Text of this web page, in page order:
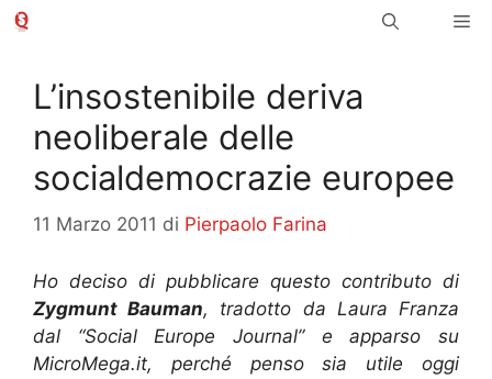
Vai
L’insostenibile deriva
neoliberale delle
socialdemocrazie europee
11 Marzo 2011 di Pierpaolo Farina
Ho deciso di pubblicare questo contributo di
Zygmunt Bauman, tradotto da Laura Franza
dal “Social Europe Journal” e apparso su
MicroMega.it, perché penso sia utile oggi